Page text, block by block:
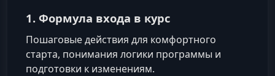
1. Формула входа в курс
Пошаговые действия для комфортного
старта, понимания логики программы и
подготовки к изменениям.